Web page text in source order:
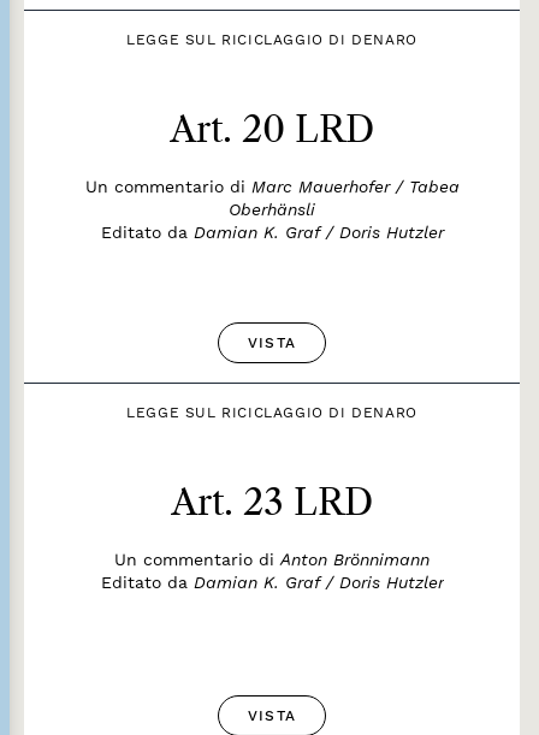
LEGGE SUL RICICLAGGIO DI DENARO
Art. 20 LRD
Un commentario di Marc Mauerhofer / Tabea
Oberhänsli
Editato da Damian K. Graf / Doris Hutzler
VISTA
LEGGE SUL RICICLAGGIO DI DENARO
Art. 23 LRD
Un commentario di Anton Brönnimann
Editato da Damian K. Graf / Doris Hutzler
VISTA